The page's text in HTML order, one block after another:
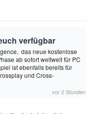
verfügbar
das neue kostenlose
ab sofort weltweit für PC
ist ebenfalls bereits für
und Cross-
vor 2 Stunden